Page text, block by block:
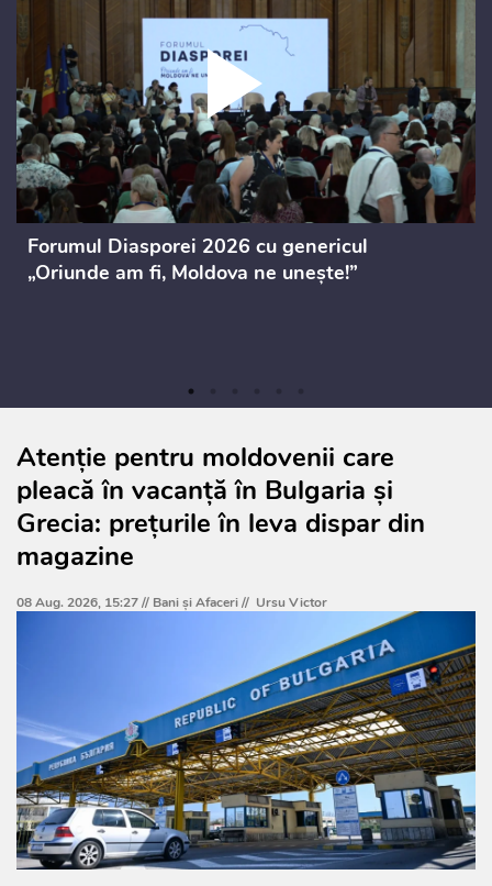
Forumul Diasporei 2026 cu genericul
„Oriunde am fi, Moldova ne unește!”
Atenție pentru moldovenii care
pleacă în vacanță în Bulgaria și
Grecia: prețurile în leva dispar din
magazine
08 Aug. 2026, 15:27 // Bani și Afaceri// Ursu Victor